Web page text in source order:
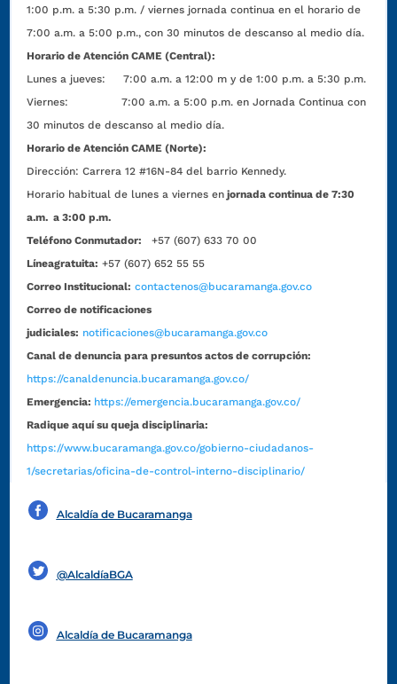
1:00 p.m. a 5:30 p.m. / viernes jornada continua en el horario de
7:00 a.m. a 5:00 p.m., con 30 minutos de descanso al medio día.
Horario de Atención CAME (Central):
Lunes a jueves: 7:00 a.m. a 12:00 m y de 1:00 p.m. a 5:30 p.m.
Viernes: 7:00 a.m. a 5:00 p.m. en Jornada Continua con
30 minutos de descanso al medio día.
Horario de Atención CAME (Norte):
Dirección:Carrera 12 #16N-84 del barrio Kennedy.
Horario habitual de lunes a viernes en jornada continua de 7:30
a.m. a 3:00 p.m.
Teléfono Conmutador:
+57 (607) 633 70 00
Líneagratuita: +57 (607) 652 55 55
Correo Institucional: contactenos@bucaramanga.gov.co
Correo de notificaciones
judiciales: notificaciones@bucaramanga.gov.co
Canal de denuncia para presuntos actos de corrupción:
https://canaldenuncia.bucaramanga.gov.co/
Emergencia: https://emergencia.bucaramanga.gov.co/
Radique aquí su queja disciplinaria:
https://www.bucaramanga.gov.co/gobierno-ciudadanos-
1/secretarias/oficina-de-control-interno-disciplinario/
Alcaldía de Bucaramanga
@AlcaldíaBGA
Alcaldía de Bucaramanga